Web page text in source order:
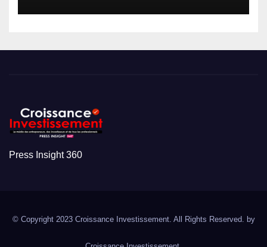
Press Insight 360
© Copyright 2023 Croissance Investissement. All Rights Reserved. by